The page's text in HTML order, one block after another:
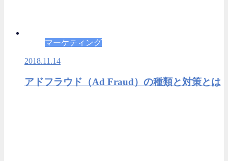
マーケティング
2018.11.14
アドフラウド（Ad Fraud）の種類と対策とは